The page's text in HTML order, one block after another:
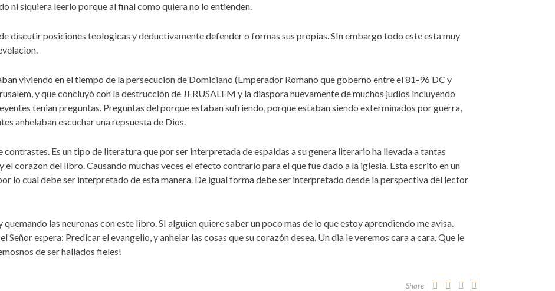
ni siquiera leerlo porque al final como quiera no lo entienden.
discutir posiciones teologicas y deductivamente defender o formas sus propias. SIn embargo todo este esta muy
viviendo en el tiempo de la persecucion de Domiciano (Emperador Romano que goberno entre el 81-96 DC y
y que concluyó con la destrucción de JERUSALEM y la diaspora nuevamente de muchos judios incluyendo
tenian preguntas. Preguntas del porque estaban sufriendo, porque estaban siendo exterminados por guerra,
anhelaban escuchar una repsuesta de Dios.
contrastes. Es un tipo de literatura que por ser interpretada de espaldas a su genera literario ha llevada a tantas
corazon del libro. Causando muchas veces el efecto contrario para el que fue dado a la iglesia. Esta escrito en un
lo cual debe ser interpretado de esta manera. De igual forma debe ser interpretado desde la perspectiva del lector
las neuronas con este libro. SI alguien quiere saber un poco mas de lo que estoy aprendiendo me avisa.
espera: Predicar el evangelio, y anhelar las cosas que su corazón desea. Un dia le veremos cara a cara. Que le
de ser hallados fieles!
Share